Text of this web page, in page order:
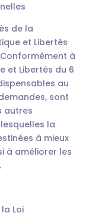
de la
et Libertés
Conformément à
et Libertés du 6
au
sont
autres
la
à mieux
à améliorer les
Loi